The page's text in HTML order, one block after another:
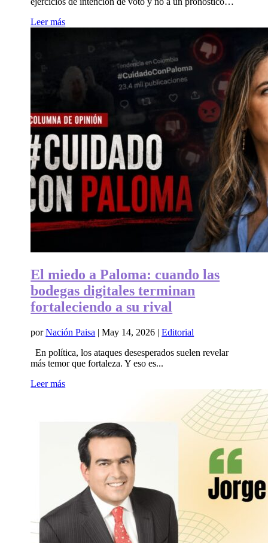
Leer más
El miedo a Paloma: cuando las
bodegas digitales terminan
fortaleciendo a su rival
porNación Paisa |May 14, 2026 |Editorial
En política, los ataques desesperados suelen revelar
más temor que fortaleza. Y eso es...
Leer más